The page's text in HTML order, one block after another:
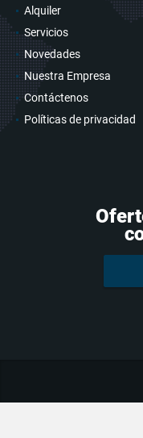
Alquiler
Servicios
Novedades
Nuestra Empresa
Contáctenos
Políticas de privacidad